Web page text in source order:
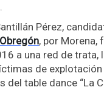
Pérez,
, por Morena,
a una red de trata,
de
del table dance “La